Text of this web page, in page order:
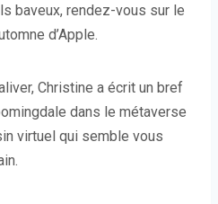
baveux, rendez-vous sur le
d’Apple.
Christine a écrit un bref
dans le métaverse
virtuel qui semble vous